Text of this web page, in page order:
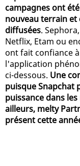
campagnes ont
nouveau terrain et
diffusées.
Netflix, Etam ou
ont fait confiance
l'application
ci-dessous. Une
puisque Snapchat
puissance dans
ailleurs, melty
présent cette